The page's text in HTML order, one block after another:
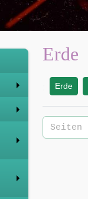
Erde
Erde